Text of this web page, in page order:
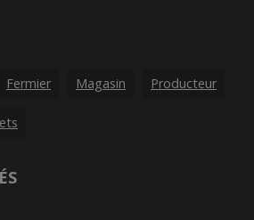
Fermier Magasin Producteur